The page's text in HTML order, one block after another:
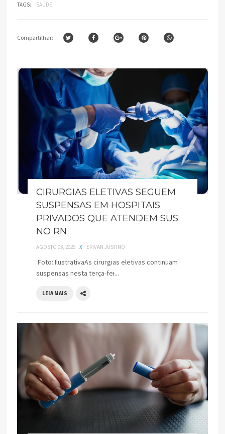
TAGS: SAÚDE
Compartilhar:
CIRURGIAS ELETIVAS SEGUEM
SUSPENSAS EM HOSPITAIS
PRIVADOS QUE ATENDEM SUS
NO RN
AGOSTO 03, 2026 X ERIVAN JUSTINO
Foto: IlustrativaAs cirurgias eletivas continuam
suspensas nesta terça-fei...
LEIA MAIS